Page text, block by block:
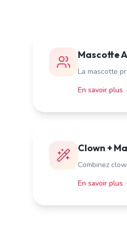
Mascotte
La mascotte
En savoir plus
Clown +
Combinez
En savoir plus